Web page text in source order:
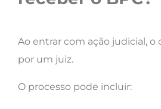
Ao entrar com ação judicial, o
por um juiz.
O processo pode incluir: